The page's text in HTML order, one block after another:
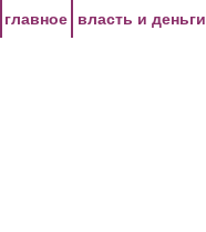
главное власть и деньги